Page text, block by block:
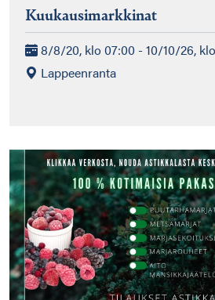
Kuukausimarkkinat
8/8/20, klo 07:00 - 10/10/26,
Lappeenranta